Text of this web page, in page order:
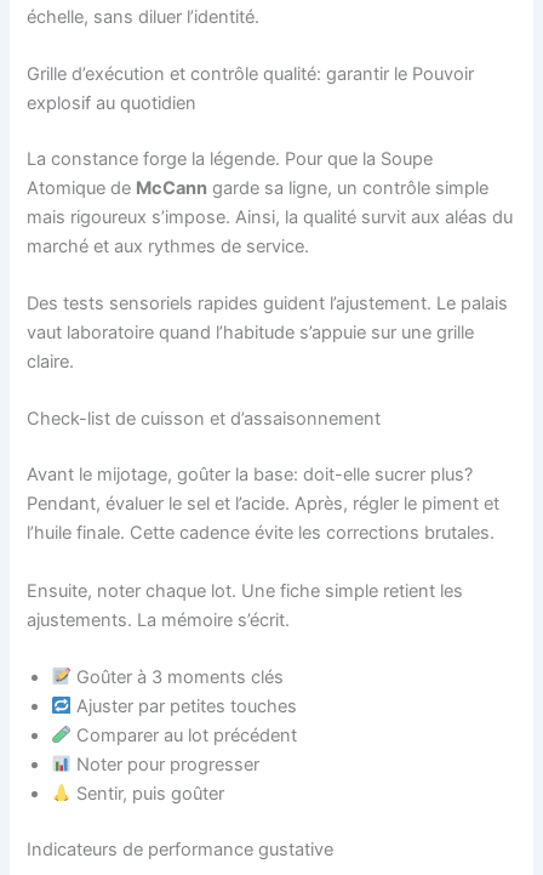
échelle, sans diluer l’identité.
Grille d’exécution et contrôle qualité: garantir le Pouvoir
explosif au quotidien
La constance forge la légende. Pour que la Soupe
Atomique de McCann garde sa ligne, un contrôle simple
mais rigoureux s’impose. Ainsi, la qualité survit aux aléas du
marché et aux rythmes de service.
Des tests sensoriels rapides guident l’ajustement. Le palais
vaut laboratoire quand l’habitude s’appuie sur une grille
claire.
Check-list de cuisson et d’assaisonnement
Avant le mijotage, goûter la base: doit-elle sucrer plus?
Pendant, évaluer le sel et l’acide. Après, régler le piment et
l’huile finale. Cette cadence évite les corrections brutales.
Ensuite, noter chaque lot. Une fiche simple retient les
ajustements. La mémoire s’écrit.
Goûter à 3 moments clés
Ajuster par petites touches
Comparer au lot précédent
Noter pour progresser
Sentir, puis goûter
Indicateurs de performance gustative